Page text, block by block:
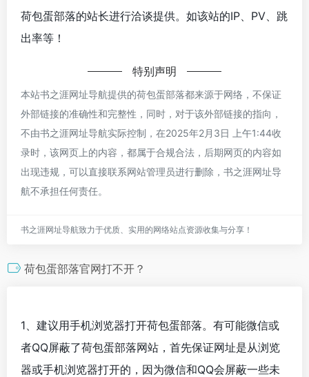
荷包蛋部落的站长进行洽谈提供。如该站的IP、PV、跳
出率等！
特别声明
本站书之涯网址导航提供的荷包蛋部落都来源于网络，不保证
外部链接的准确性和完整性，同时，对于该外部链接的指向，
不由书之涯网址导航实际控制，在2025年2月3日 上午1:44收
录时，该网页上的内容，都属于合规合法，后期网页的内容如
出现违规，可以直接联系网站管理员进行删除，书之涯网址导
航不承担任何责任。
书之涯网址导航致力于优质、实用的网络站点资源收集与分享！
荷包蛋部落官网打不开？
1、建议用手机浏览器打开荷包蛋部落。有可能微信或
者QQ屏蔽了荷包蛋部落网站，首先保证网址是从浏览
器或手机浏览器打开的，因为微信和QQ会屏蔽一些未